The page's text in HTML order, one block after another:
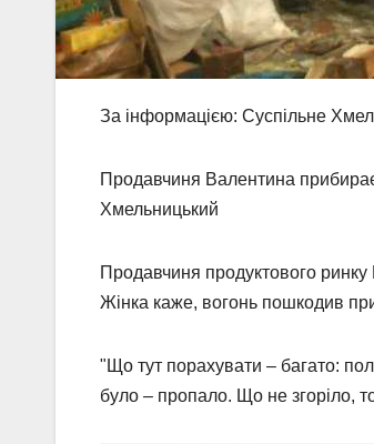
За інформацією: Суспільне
Продавчиня Валентина прибирає
Хмельницький
Продавчиня продуктового ринку
Жінка каже, вогонь пошкодив
"Що тут порахувати – багато:
було – пропало. Що не